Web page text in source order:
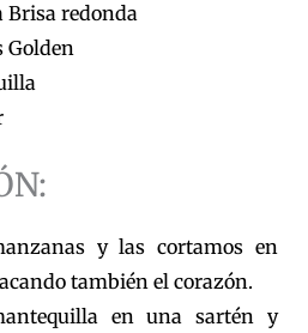
Brisa redonda
Golden
y las cortamos en
también el corazón.
en una sartén y